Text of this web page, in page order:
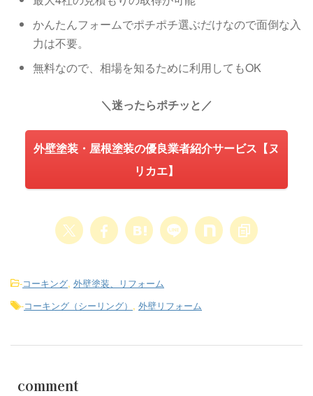
かんたんフォームでポチポチ選ぶだけなので面倒な入
力は不要。
無料なので、相場を知るために利用してもOK
＼迷ったらポチッと／
外壁塗装・屋根塗装の優良業者紹介サービス【ヌ
リカエ】
-コーキング, 外壁塗装、リフォーム
-コーキング（シーリング） , 外壁リフォーム
comment